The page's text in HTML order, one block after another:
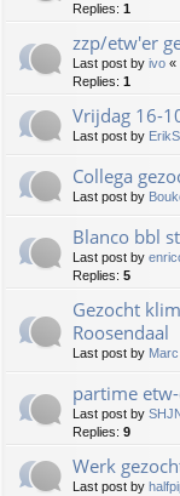
Replies: 1
zzp/etw'er
Last post by ivo «
Replies: 1
Vrijdag 16-
Last post by
Collega
Last post by
Blanco bbl
Last post by
Replies: 5
Gezocht
Roosendaal
Last post by Marc
partime
Last post by SHJN
Replies: 9
Werk
Last post by